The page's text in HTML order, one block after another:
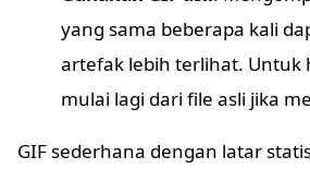
yang sama beberapa kali
artefak lebih terlihat. Untuk
mulai lagi dari file asli jika
GIF sederhana dengan latar